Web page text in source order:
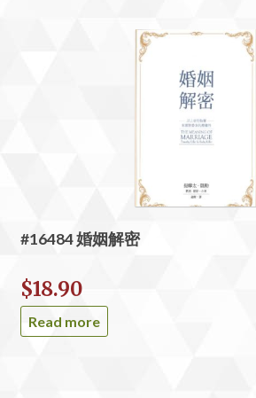
#16484 婚姻解密
$18.90
Read more